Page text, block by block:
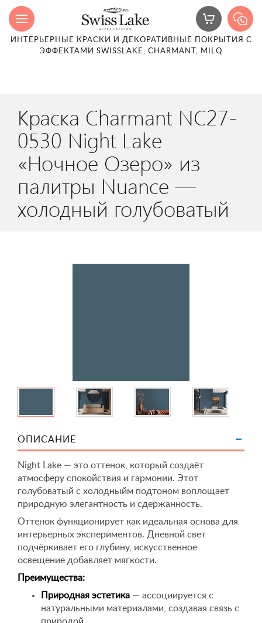
ИНТЕРЬЕРНЫЕ КРАСКИ И ДЕКОРАТИВНЫЕ ПОКРЫТИЯ С
ЭФФЕКТАМИ SWISSLAKE, CHARMANT, MILQ
Краска Charmant NC27-
0530 Night Lake
«Ночное Озеро» из
палитры Nuance —
холодный голубоватый
ОПИСАНИЕ
Night Lake — это оттенок, который создаёт
атмосферу спокойствия и гармонии. Этот
голубоватый с холодныйм подтоном воплощает
природную элегантность и сдержанность.
Оттенок функционирует как идеальная основа для
интерьерных экспериментов. Дневной свет
подчёркивает его глубину, искусственное
освещение добавляет мягкости.
Преимущества:
Природная эстетика — ассоциируется с
натуральными материалами, создавая связь с